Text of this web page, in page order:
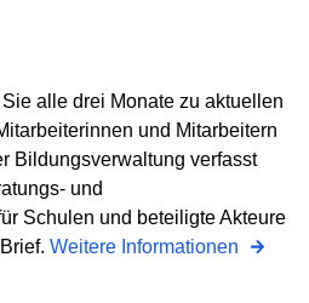
alle drei Monate zu aktuellen
und Mitarbeitern
Bildungsverwaltung verfasst
und
Schulen und beteiligte Akteure
Weitere Informationen